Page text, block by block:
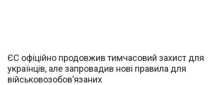
ЄС офіційно продовжив тимчасовий захист для
українців, але запровадив нові правила для
військовозобов’язаних